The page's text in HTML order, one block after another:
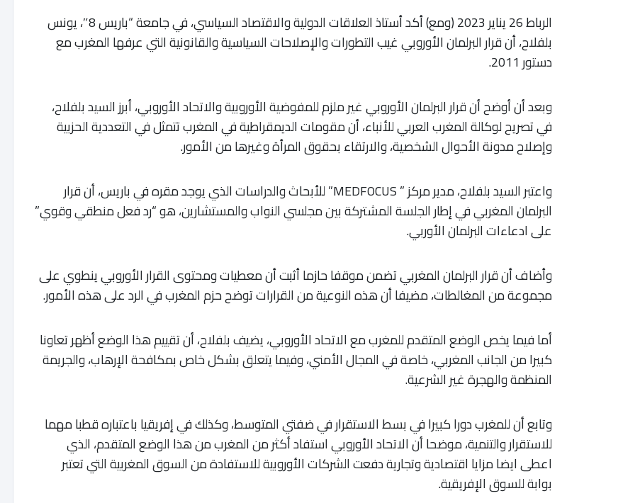
الرباط 26 يناير 2023 (ومع) أكد أستاذ العلاقات الدولية والاقتصاد السياسي، في جامعة “باريس 8″، يونس
بلفلاح، أن قرار البرلمان الأوروبي غيب التطورات والإصلاحات السياسية والقانونية التي عرفها المغرب مع
دستور 2011.
وبعد أن أوضح أن قرار البرلمان الأوروبي غير ملزم للمفوضية الأوروبية والاتحاد الأوروبي، أبرز السيد بلفلاح،
في تصريح لوكالة المغرب العربي للأنباء، أن مقومات الديمقراطية في المغرب تتمثل في التعددية الحزبية
وإصلاح مدونة الأحوال الشخصية، والارتقاء بحقوق المرأة وغيرها من الأمور.
واعتبر السيد بلفلاح، مدير مركز ” MEDFOCUS” للأبحاث والدراسات الذي يوجد مقره في باريس، أن قرار
البرلمان المغربي في إطار الجلسة المشتركة بين مجلسي النواب والمستشارين، هو “رد فعل منطقي وقوي”
على ادعاءات البرلمان الأوربي.
وأضاف أن قرار البرلمان المغربي تضمن موقفا حازما أثبت أن معطيات ومحتوى القرار الأوروبي ينطوي على
مجموعة من المغالطات، مضيفا أن هذه النوعية من القرارات توضح حزم المغرب في الرد على هذه الأمور.
أما فيما يخص الوضع المتقدم للمغرب مع الاتحاد الأوروبي، يضيف بلفلاح، أن تقييم هذا الوضع أظهر تعاونا
كبيرا من الجانب المغربي، خاصة في المجال الأمني، وفيما يتعلق بشكل خاص بمكافحة الإرهاب، والجريمة
المنظمة والهجرة غير الشرعية.
وتابع أن للمغرب دورا كبيرا في بسط الاستقرار في ضفتي المتوسط، وكذلك في إفريقيا باعتباره قطبا مهما
للاستقرار والتنمية، موضحا أن الاتحاد الأوروبي استفاد أكثر من المغرب من هذا الوضع المتقدم، الذي
اعطى ايضا مزايا اقتصادية وتجارية دفعت الشركات الأوروبية للاستفادة من السوق المغربية التي تعتبر
بوابة للسوق الإفريقية.